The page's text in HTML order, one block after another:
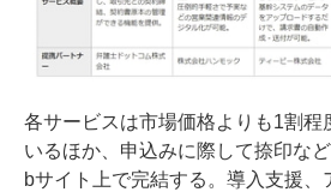
各サービスは市場価格よりも1割程
いるほか、申込みに際して捺印な
bサイト上で完結する。導入支援、